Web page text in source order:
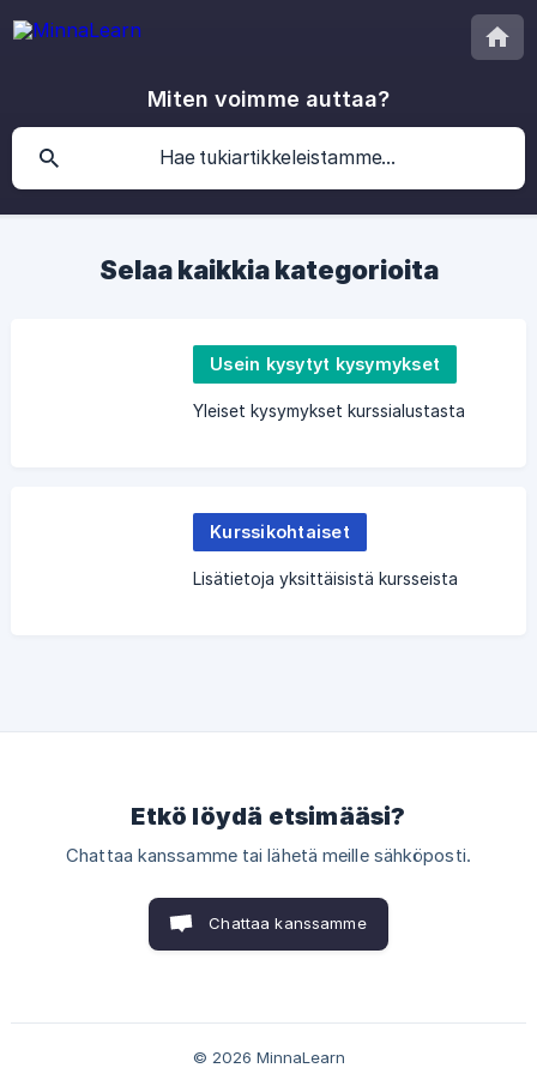
Miten voimme auttaa?
Selaa kaikkia kategorioita
Usein kysytyt kysymykset
Yleiset kysymykset kurssialustasta
Kurssikohtaiset
Lisätietoja yksittäisistä kursseista
Etkö löydä etsimääsi?
Chattaa kanssamme tai lähetä meille sähköposti.
Chattaa kanssamme
© 2026 MinnaLearn